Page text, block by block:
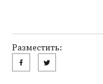
Разместить: